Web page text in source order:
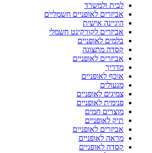
לבית ולמשרד
אביזרים לאופניים חשמליים
היגיינה אישית
אביזרים לקורקינט חשמלי
בלמים לאופניים
קסדה מתצוגה
אביזרים לאופניים
מדריך
אוכף לאופניים
מנעולים
צמיגים לאופניים
פנימית לאופניים
מוצרים חמים
תיק לאופניים
אביזרים לאופניים
מראה לאופניים
קסדה לאופניים